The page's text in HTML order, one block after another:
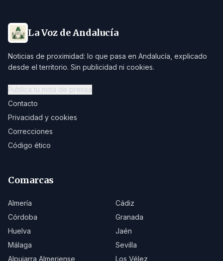
La Voz de Andalucía
Noticias de proximidad: lo que pasa en Andalucía, explicado
desde el territorio. Sin publicidad ni cookies.
Publica tu nota de prensa
Contacto
Privacidad y cookies
Correcciones
Código ético
Comarcas
Almería
Cádiz
Córdoba
Granada
Huelva
Jaén
Málaga
Sevilla
Alpujarra Almeriense
Los Vélez